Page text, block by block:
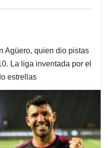
Agüero, quien dio pistas
La liga inventada por el
estrellas